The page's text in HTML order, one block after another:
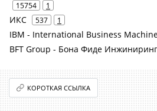
15754 1
ИКС 537 1
IBM - International Business
BFT Group - Бона Фиде Инжиниринг
КОРОТКАЯ ССЫЛКА